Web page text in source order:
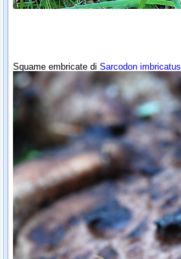
Squame embricate di Sarcodon imbricatus